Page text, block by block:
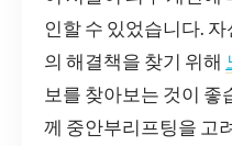
인할 수 있었습니다.
의 해결책을 찾기 위해
보를 찾아보는 것이
께 중안부리프팅을 고